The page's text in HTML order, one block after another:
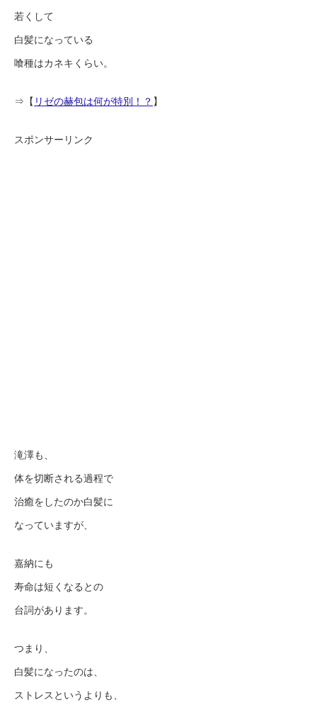
若くして
白髪になっている
喰種はカネキくらい。
⇒【 リゼの赫包は何が特別！？ 】
スポンサーリンク
滝澤も、
体を切断される過程で
治癒をしたのか白髪に
なっていますが、
嘉納にも
寿命は短くなるとの
台詞があります。
つまり、
白髪になったのは、
ストレスというよりも、